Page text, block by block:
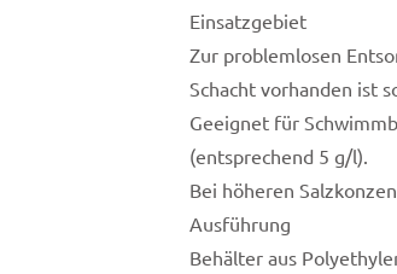
Einsatzgebiet
Zur problemlosen
Schacht vorhanden ist
Geeignet für
(entsprechend 5 g/l).
Bei höheren
Ausführung
Behälter aus